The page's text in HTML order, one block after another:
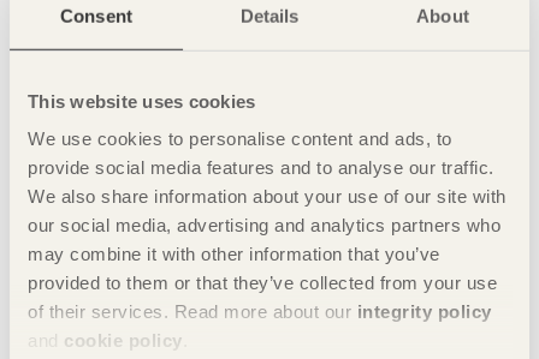
Consent Details About
This website uses cookies
We use cookies to personalise content and ads, to
provide social media features and to analyse our traffic.
We also share information about your use of our site with
our social media, advertising and analytics partners who
may combine it with other information that you’ve
provided to them or that they’ve collected from your use
of their services. Read more about our integrity policy
and cookie policy
NOTERAT
Mikrobibliotek som social lek- och mötesplats
Mikrobibliotek i Java, Indonesien av SHAU